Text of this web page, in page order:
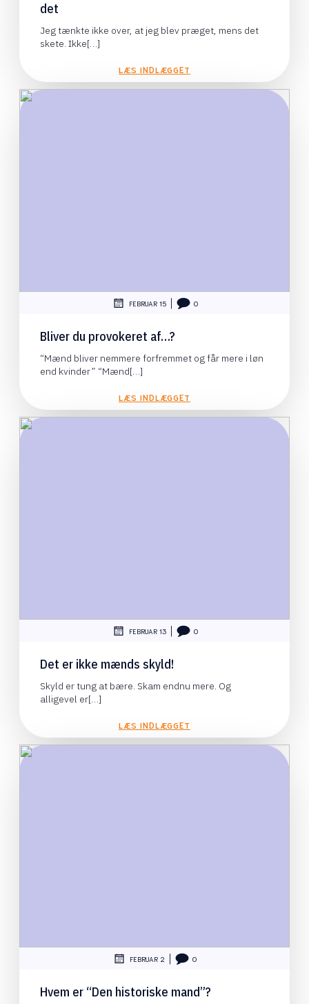
det
Jeg tænkte ikke over, at jeg blev præget, mens det
skete. Ikke[…]
LÆS INDLÆGGET
FEBRUAR 15 0
Bliver du provokeret af…?
“Mænd bliver nemmere forfremmet og får mere i løn
end kvinder” “Mænd[…]
LÆS INDLÆGGET
FEBRUAR 13 0
Det er ikke mænds skyld!
Skyld er tung at bære. Skam endnu mere. Og
alligevel er[…]
LÆS INDLÆGGET
FEBRUAR 2 0
Hvem er “Den historiske mand”?